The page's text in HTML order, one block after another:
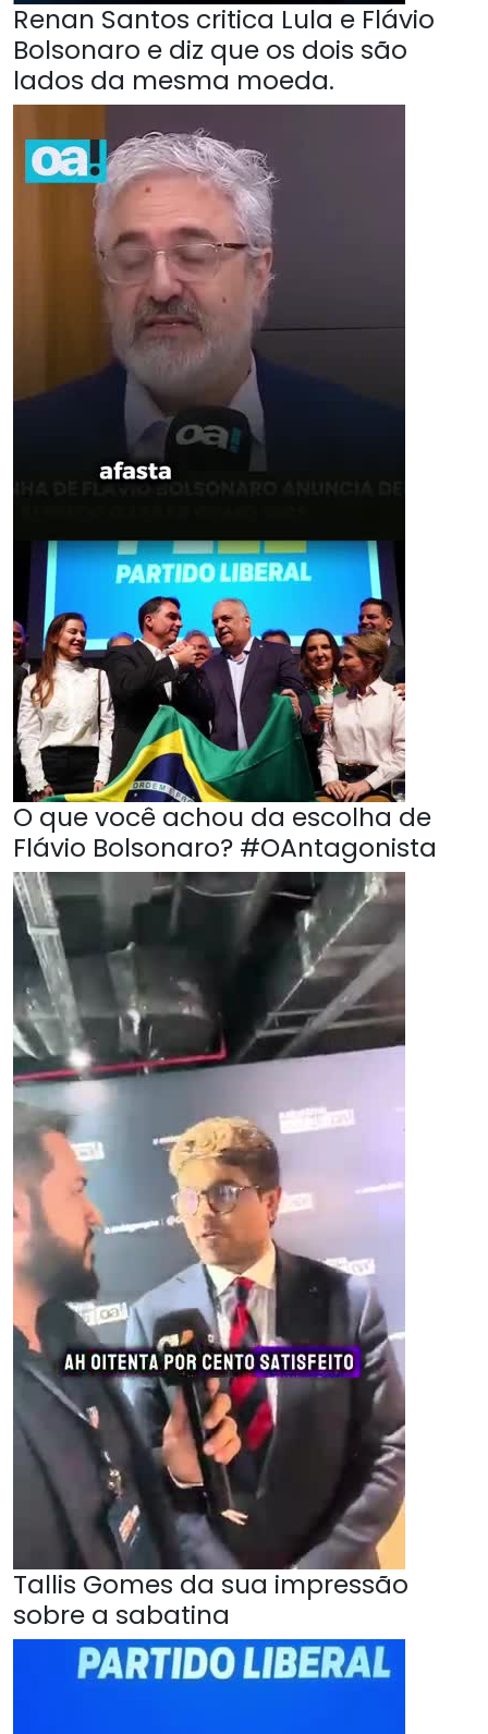
Renan Santos critica Lula e Flávio
Bolsonaro e diz que os dois são
lados da mesma moeda.
O que você achou da escolha de
Flávio Bolsonaro? #OAntagonista
Tallis Gomes da sua impressão
sobre a sabatina